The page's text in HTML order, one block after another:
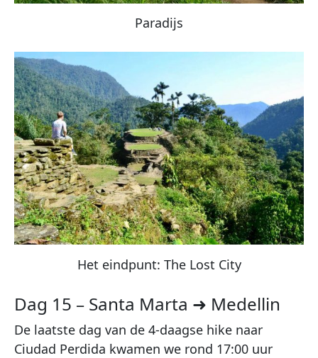
Paradijs
Het eindpunt: The Lost City
Dag 15 – Santa Marta ➜ Medellin
De laatste dag van de 4-daagse hike naar
Ciudad Perdida kwamen we rond 17:00 uur